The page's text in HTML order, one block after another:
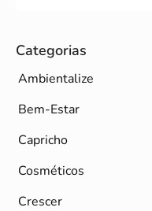
Categorias
Ambientalize
Bem-Estar
Capricho
Cosméticos
Crescer